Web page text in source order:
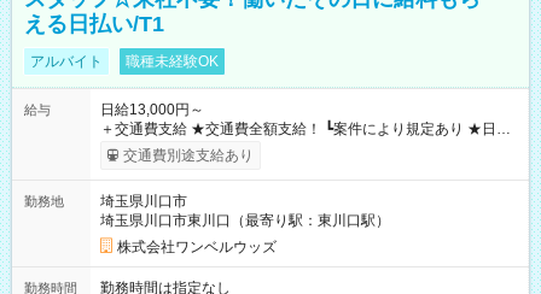
える日払い/T1
アルバイト 職種未経験OK
給与
日給13,000円～
＋交通費支給 ★交通費全額支給！ ┗案件により規定あり ★日払
いOK！（規定あり） ┗働いたその日に現金GET♪ お仕事後はコ
ンビニATMから 日払い分を引き落とせます！ 【試用期間】試
交通費別途支給あり
勤務地
埼玉県川口市
埼玉県川口市東川口（最寄り駅：東川口駅）
株式会社ワンベルウッズ
勤務時間
勤務時間は指定なし